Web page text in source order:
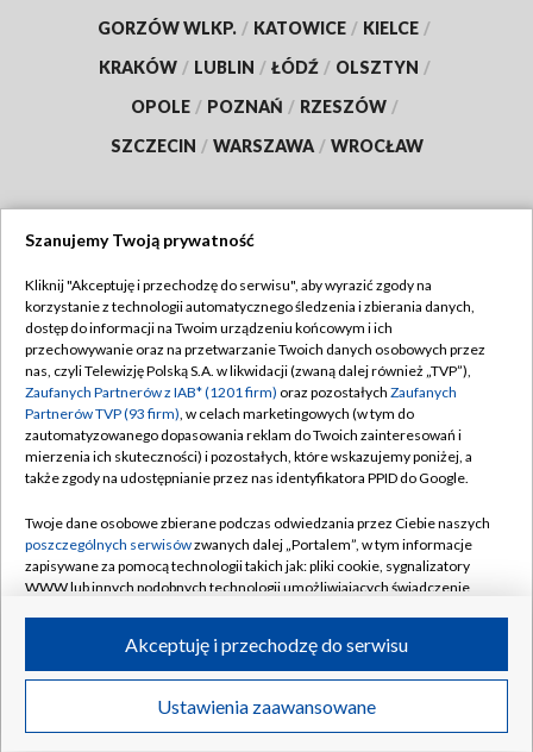
GORZÓW WLKP. / KATOWICE / KIELCE /
KRAKÓW / LUBLIN / ŁÓDŹ / OLSZTYN /
OPOLE / POZNAŃ / RZESZÓW /
SZCZECIN / WARSZAWA / WROCŁAW
TVP
Abonament TVP
Emisja w TVP
Centrum informacji TVP
Naziemna Telewizja Cyfrowa
Rada Programowa
System NOS
Informacje o nadawcy
Program dla prasy
Ogłoszenie przetargowe
Regulamin TVP
Polityka prywatności
Moje zgody
Pomoc
Kontakt
Kanały
©2026 Telewizja Polska S.A. w likwidacji
Szanujemy Twoją prywatność
Kliknij "Akceptuję i przechodzę do serwisu", aby wyrazić zgody na
korzystanie z technologii automatycznego śledzenia i zbierania danych,
dostęp do informacji na Twoim urządzeniu końcowym i ich
przechowywanie oraz na przetwarzanie Twoich danych osobowych przez
nas, czyli Telewizję Polską S.A. w likwidacji (zwaną dalej również „TVP”),
Zaufanych Partnerów z IAB* (1201 firm) oraz pozostałych Zaufanych
Partnerów TVP (93 firm), w celach marketingowych (w tym do
zautomatyzowanego dopasowania reklam do Twoich zainteresowań i
mierzenia ich skuteczności) i pozostałych, które wskazujemy poniżej, a
także zgody na udostępnianie przez nas identyfikatora PPID do Google.
Twoje dane osobowe zbierane podczas odwiedzania przez Ciebie naszych
poszczególnych serwisówzwanych dalej „Portalem”, w tym informacje
zapisywane za pomocą technologii takich jak: pliki cookie, sygnalizatory
WWW lub innych podobnych technologii umożliwiających świadczenie
ruchu w Internecie.
Twoje dane osobowe zbierane podczas odwiedzania przez Ciebie
poszczególnych serwisówna Portalu, takie jak adresy IP, identyfikatory
Ustawienia zaawansowane
Akceptuję i przechodzę do serwisu